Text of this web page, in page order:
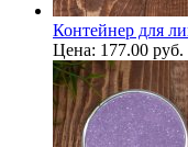
Контейнер для
Цена: 177.00 руб.